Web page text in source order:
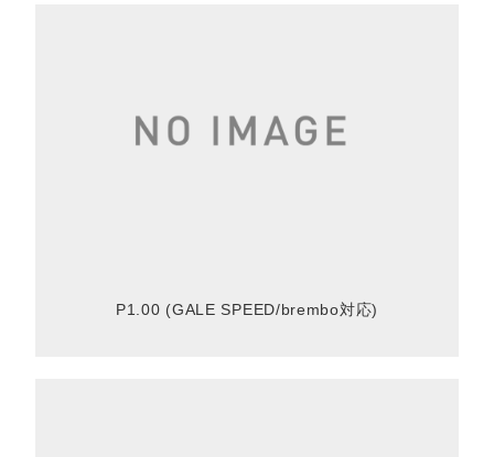
P1.00 (GALE SPEED/brembo対応)